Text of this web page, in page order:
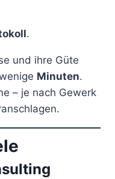
.
und ihre Güte
Minuten.
– je nach Gewerk